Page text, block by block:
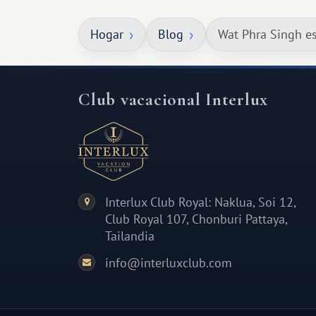
qué ser algo grandioso, pero sí algo
cálido y memorable.
Hogar Blog Wat Phra Singh
Club vacacional Interlux
Interlux Club Royal: Naklua, Soi 12,
Club Royal 107, Chonburi Pattaya,
Tailandia
info@interluxclub.com